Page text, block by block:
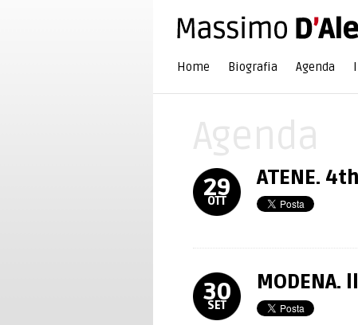
Home Biografia Agenda
29
OTT
ATENE.
30
SET